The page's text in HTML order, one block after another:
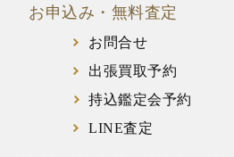
お申込み・無料査定
お問合せ
出張買取予約
持込鑑定会予約
LINE査定